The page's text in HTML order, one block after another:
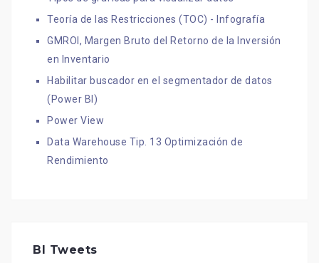
Teoría de las Restricciones (TOC) - Infografía
GMROI, Margen Bruto del Retorno de la Inversión
en Inventario
Habilitar buscador en el segmentador de datos
(Power BI)
Power View
Data Warehouse Tip. 13 Optimización de
Rendimiento
BI Tweets